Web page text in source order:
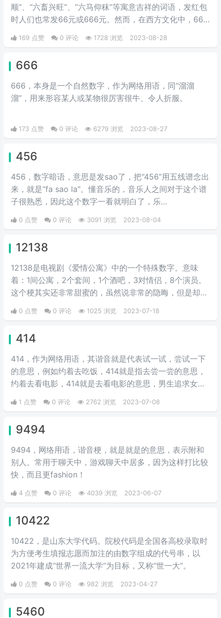
顺”、“六畜兴旺”、“六马仰秣”等寓意吉祥的词语，发红包
时人们也常发66元或666元。然而，在西方文化中，666
却是一个不吉利的数字，它代表着邪恶，象征着魔鬼。被
视为恶魔的数字，可能是因为其在《圣经》中的象征意
169 点赞 0 评论 1728 浏览 2023-08-28
666
666，本身是一个自然数字，作为网络用语，同“溜溜
溜”，用来形容某人或某物很厉害很牛、令人折服。
173 点赞 0 评论 6279 浏览 2023-08-27
456
456，数字暗语，意思是发sao了，把“456”用五线谱念出
来，就是“fa sao la"。懂音乐的，音乐人之间对于这个谱
子很熟悉，因此这个数字一看就明白了，乐
谱“12345678”中的“456”的发音，谐音发生而来，因为
456的音符发声为fa、sol、la。该梗出自孟美岐的聊天记
0 点赞 0 评论 3091 浏览 2023-08-04
12138
12138是电视剧《爱情公寓》中的一个特殊数字。意味
着：1间公寓，2个套间，1个酒吧，3对情侣，8个演员。
这个梗其实还非常甜蜜的，虽然说非常的隐晦，但是却是
代表了这一整部剧。
0 点赞 0 评论 1025 浏览 2023-07-18
414
414，作为网络用语，其谐音就是代表试一试，尝试一下
的意思，例如约着去吃饭，414就是指去尝一尝的意思，
约着去看电影，414就是去看电影的意思，男生追求女
生，女生说414，就是基本答应了，尝试交往的意思，在
这里不得不再感叹一下中文的博大精深。
1 点赞 0 评论 2762 浏览 2023-07-08
9494
9494，网络用语，谐音梗，就是就是的意思，表示附和
别人。常用于聊天中，游戏聊天中居多，因为这样打比较
快，而且更fashion！
4 点赞 0 评论 4039 浏览 2023-06-07
10422
10422，是山东大学代码。院校代码是全国各高校录取时
为方便考生填报志愿而加注的由数字组成的代号串，以
2021年建成“世界一流大学”为目标，又称“世一大”。
0 点赞 0 评论 982 浏览 2023-04-27
5460